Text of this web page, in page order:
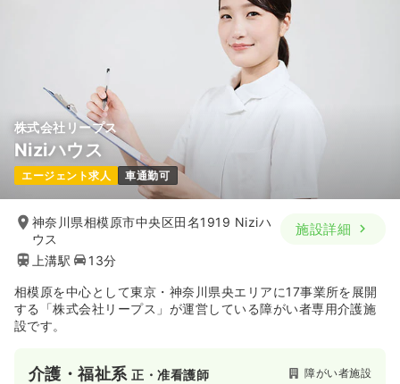
株式会社リープス
Niziハウス
エージェント求人 車通勤可
神奈川県相模原市中央区田名1919 Niziハ
ウス
上溝駅
13分
施設詳細
相模原を中心として東京・神奈川県央エリアに17事業所を展開
する「株式会社リープス」が運営している障がい者専用介護施
設です。
介護・福祉系正・准看護師 障がい者施設